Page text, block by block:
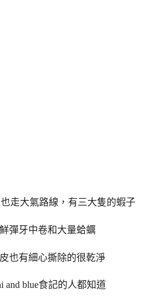
走大氣路線，有三大隻的蝦子
彈牙中卷和大量蛤蠣
也有細心撕除的很乾淨
and blue食記的人都知道